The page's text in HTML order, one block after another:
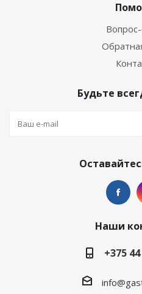
Будьте
Наши
+375